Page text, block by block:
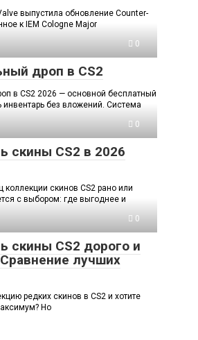
выпустила обновление Counter-
к IEM Cologne Major
0
дроп в CS2
в CS2 2026 — основной бесплатный
инвентарь без вложений. Система
0
скины CS2 в 2026
скинов CS2 рано или
с выбором: где выгоднее и
0
скины CS2 дорого и
лучших
редких скинов в CS2 и хотите
Но